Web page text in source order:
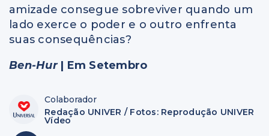
amizade consegue sobreviver quando um
lado exerce o poder e o outro enfrenta
suas consequências?
Ben-Hur | Em Setembro
Colaborador
Redação UNIVER / Fotos: Reprodução UNIVER
Vídeo